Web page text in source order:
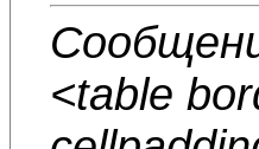
<table